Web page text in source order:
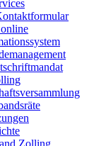
Zolling